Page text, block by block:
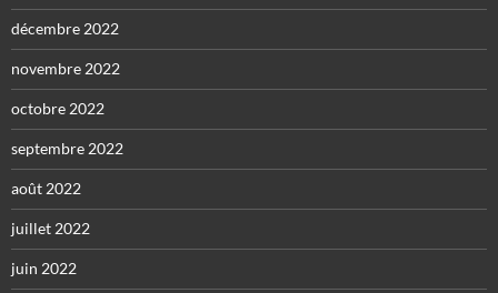
décembre 2022
novembre 2022
octobre 2022
septembre 2022
août 2022
juillet 2022
juin 2022